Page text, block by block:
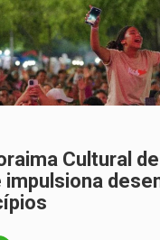
Cultural
impulsiona